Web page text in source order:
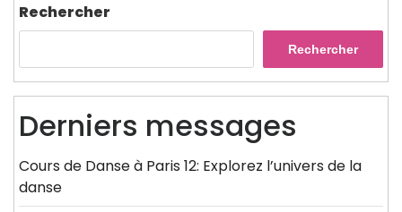
Rechercher
Rechercher
Derniers messages
Cours de Danse à Paris 12: Explorez l’univers de la
danse